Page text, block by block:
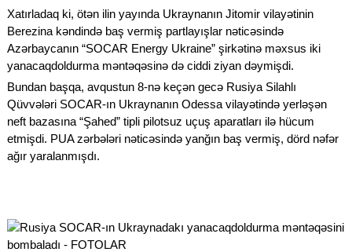
Xatırladaq ki, ötən ilin yayında Ukraynanın Jitomir vilayətinin
Berezina kəndində baş vermiş partlayışlar nəticəsində
Azərbaycanın “SOCAR Energy Ukraine” şirkətinə məxsus iki
yanacaqdoldurma məntəqəsinə də ciddi ziyan dəymişdi.
Bundan başqa, avqustun 8-nə keçən gecə Rusiya Silahlı
Qüvvələri SOCAR-ın Ukraynanın Odessa vilayətində yerləşən
neft bazasına “Şahed” tipli pilotsuz uçuş aparatları ilə hücum
etmişdi. PUA zərbələri nəticəsində yanğın baş vermiş, dörd nəfər
ağır yaralanmışdı.